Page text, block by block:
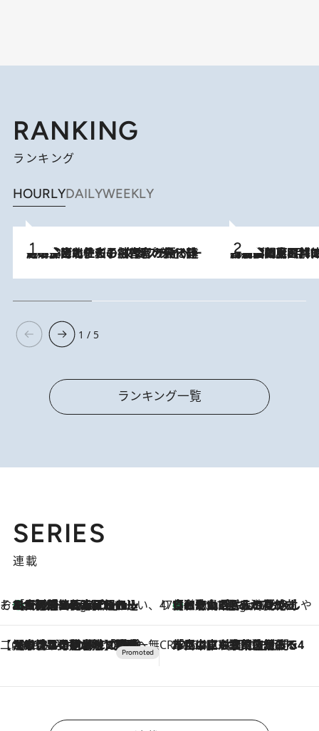
RANKING
ランキング
HOURLYDAILYWEEKLY
2026.8.3
《「文士の子ども被害者の会」発足！》阿川佐和子（72）が語る遠藤周作に北杜夫、劇作家・矢代静一の子どもたちの“文豪プライベート事件簿” 2026.8.8
「最後に見られてよかった」上野動物園の東園パンダ舎が解体前に特別公開。8月16日まで延長されたパネル展と共に辿る“半世紀”のパンダ飼育《解体工事の図面あり》
1 / 5
ランキング一覧
SERIES
連載
そおだよおこの関西おいしい、おやつ紀行3 Hours Ago
［大阪府箕面市］一皿一皿目の前で仕上げられる、料理を巧みに組み込んだアシェットデセールコース「ミチル アシェット デセール（Michiru assiette dessert）」 47都道府県の手みやげ ひんやりスイーツで夏を満喫
3 Hours Ago
【和歌山県】この夏絶対食べたい 冷やしておいしいおやつ3選 みかんがごろっと丸ごと入ったジュレ
【CREA×星野リゾート】唯一無二。癒しと発見が待つ場所へ
2026.8.7
【トンボの足水浴】ヒノキの香りに包まれて涼感マックス！約13℃の湧水かけ流しを避暑地「星野温泉 トンボの湯」で体験 CREA'S CHOICE
2026.8.7
「立川にも歌舞伎があるんだよ」 片岡仁左衛門・市川中車ら豪華座組みで4年目の立川立飛歌舞伎へ